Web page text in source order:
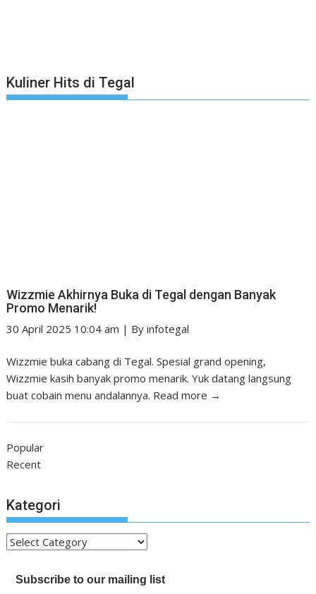
Kuliner Hits di Tegal
Wizzmie Akhirnya Buka di Tegal dengan Banyak
Promo Menarik!
30 April 2025 10:04 am | Byinfotegal
Wizzmie buka cabang di Tegal. Spesial grand opening,
Wizzmie kasih banyak promo menarik. Yuk datang langsung
buat cobain menu andalannya. Read more →
Popular
Recent
Kategori
Kategori
Subscribe to our mailing list